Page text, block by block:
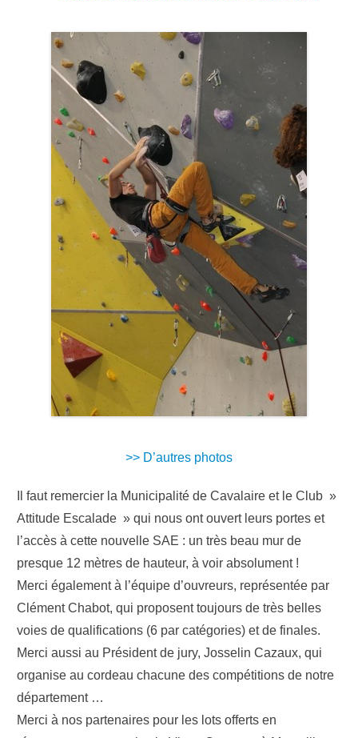
>> D’autres photos
Il faut remercier la Municipalité de Cavalaire et le Club »
Attitude Escalade » qui nous ont ouvert leurs portes et
l’accès à cette nouvelle SAE : un très beau mur de
presque 12 mètres de hauteur, à voir absolument !
Merci également à l’équipe d’ouvreurs, représentée par
Clément Chabot, qui proposent toujours de très belles
voies de qualifications (6 par catégories) et de finales.
Merci aussi au Président de jury, Josselin Cazaux, qui
organise au cordeau chacune des compétitions de notre
département …
Merci à nos partenaires pour les lots offerts en